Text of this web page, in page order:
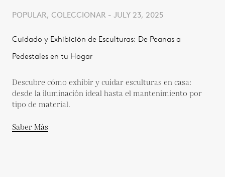
POPULAR, COLECCIONAR - JULY 23, 2025
Cuidado y Exhibición de Esculturas: De Peanas a
Pedestales en tu Hogar
Descubre cómo exhibir y cuidar esculturas en casa:
desde la iluminación ideal hasta el mantenimiento por
tipo de material.
Saber Más